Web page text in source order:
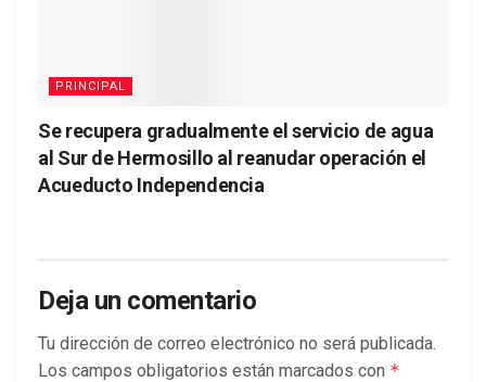
PRINCIPAL
Se recupera gradualmente el servicio de agua
al Sur de Hermosillo al reanudar operación el
Acueducto Independencia
Deja un comentario
Tu dirección de correo electrónico no será publicada.
Los campos obligatorios están marcados con *